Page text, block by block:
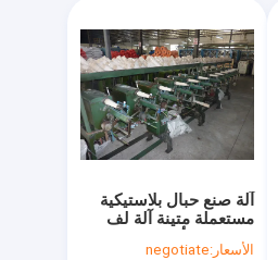
آلة صنع حبال بلاستيكية
مستعملة متينة آلة لف
حبال PP بأحجام مختلفة
الأسعار:negotiate